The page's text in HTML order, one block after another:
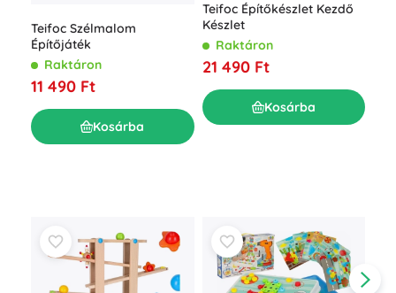
Teifoc Szélmalom
Építőjáték
Raktáron
11 490 Ft
Kosárba
Teifoc Építőkészlet Kezdő
Készlet
Raktáron
21 490 Ft
Kosárba